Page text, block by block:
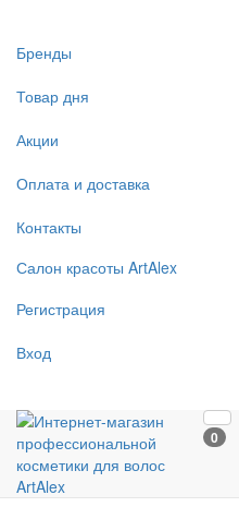
Бренды
Товар дня
Акции
Оплата и доставка
Контакты
Салон красоты ArtAlex
Регистрация
Вход
0